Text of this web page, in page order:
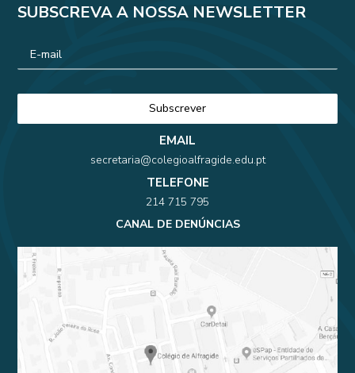
SUBSCREVA A NOSSA NEWSLETTER
EMAIL
secretaria@colegioalfragide.edu.pt
TELEFONE
214 715 795
CANAL DE DENÚNCIAS